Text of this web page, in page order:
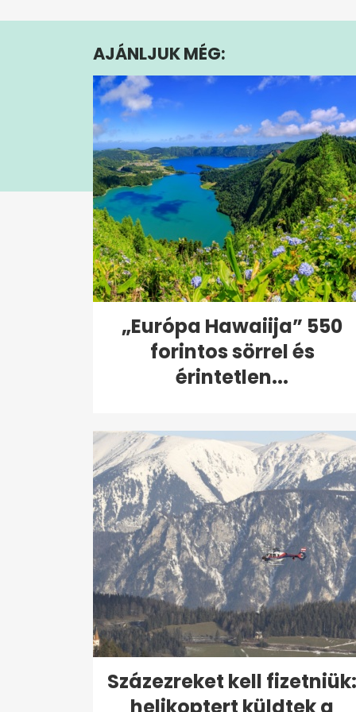
1
5
secondsVolume
0%
AJÁNLJUK MÉG:
„Európa Hawaiija” 550
forintos sörrel és
érintetlen...
Százezreket kell fizetniük: